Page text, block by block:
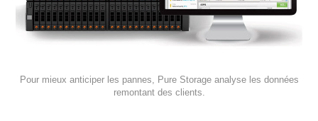
Pour mieux anticiper les pannes, Pure Storage analyse les données
remontant des clients.